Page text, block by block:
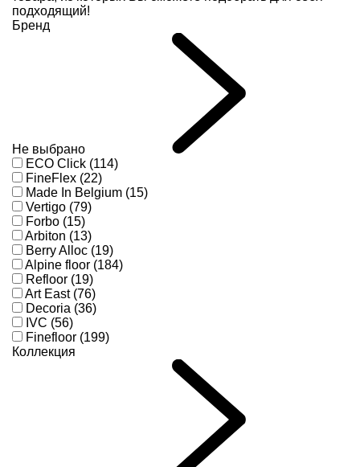
подходящий!
Бренд
Не выбрано
ECO Click (114)
FineFlex (22)
Made In Belgium (15)
Vertigo (79)
Forbo (15)
Arbiton (13)
Berry Alloc (19)
Alpine floor (184)
Refloor (19)
Art East (76)
Decoria (36)
IVC (56)
Finefloor (199)
Коллекция